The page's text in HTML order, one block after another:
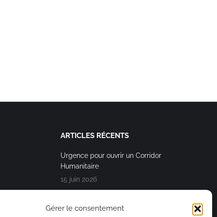
Gérer le consentement
ARTICLES RÉCENTS
Urgence pour ouvrir un Corridor
Humanitaire
15 juin 2026
cette heure dramatique de l’histoire »